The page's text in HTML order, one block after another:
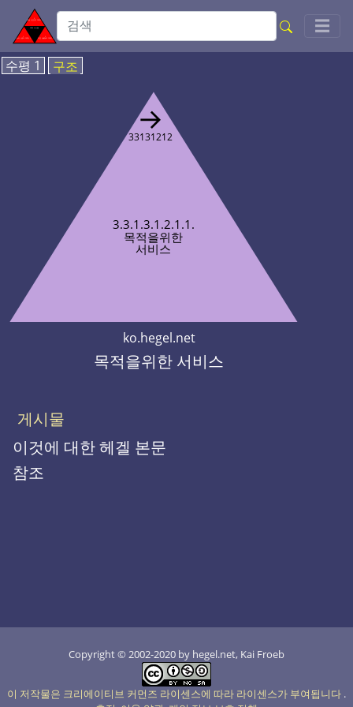
☰
수평 1 구조
3.3.1.3.1.2.1.1.
목적을위한
서비스
→
33131212
ko.hegel.net
목적을위한 서비스
게시물
이것에 대한 헤겔 본문
참조
Copyright © 2002-2020 by hegel.net, Kai Froeb
이 저작물은 크리에이티브 커먼즈 라이센스에 따라 라이센스가 부여됩니다 .